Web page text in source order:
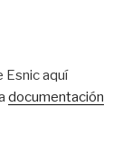
Esnic aquí
documentación